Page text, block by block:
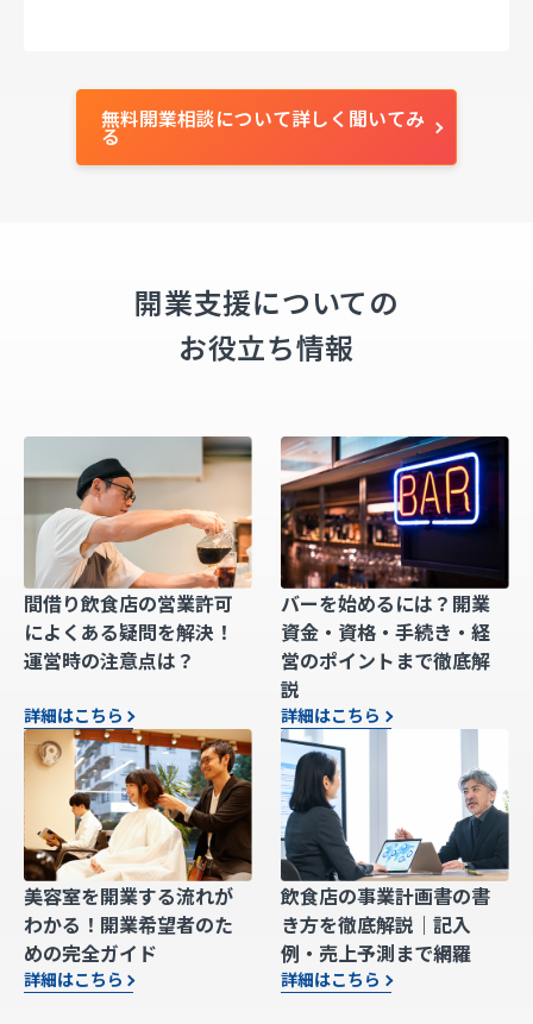
無料開業相談について詳しく聞いてみ
る
開業支援についての
お役立ち情報
間借り飲食店の営業許可
によくある疑問を解決！
運営時の注意点は？
詳細はこちら
バーを始めるには？開業
資金・資格・手続き・経
営のポイントまで徹底解
説
詳細はこちら
美容室を開業する流れが
わかる！開業希望者のた
めの完全ガイド
詳細はこちら
飲食店の事業計画書の書
き方を徹底解説｜記入
例・売上予測まで網羅
詳細はこちら